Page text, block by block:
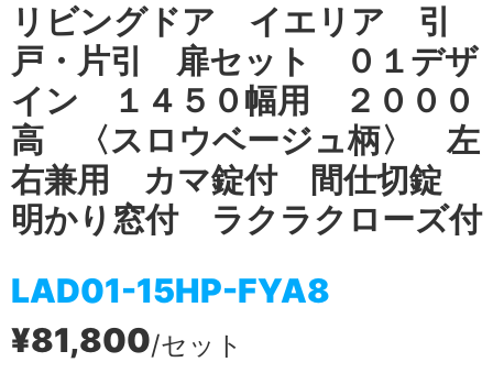
リビングドア イエリア 引
戸・片引 扉セット ０１デザ
イン １４５０幅用 ２０００
高 〈スロウベージュ柄〉 左
右兼用 カマ錠付 間仕切錠
明かり窓付 ラクラクローズ付
LAD01-15HP-FYA8
¥81,800/セット